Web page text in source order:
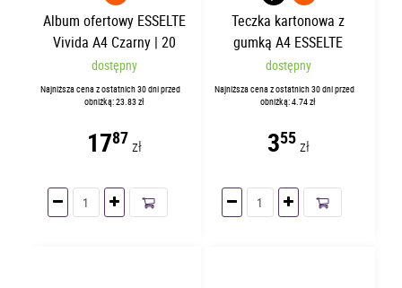
Album ofertowy ESSELTE
Vivida A4 Czarny | 20
koszulek
dostępny
Najniższa cena z ostatnich 30 dni przed
obniżką: 23.83 zł
1787 zł
Teczka kartonowa z
gumką A4 ESSELTE
Granatowa
dostępny
Najniższa cena z ostatnich 30 dni przed
obniżką: 4.74 zł
355zł